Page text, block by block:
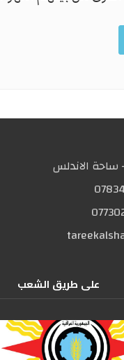
ساحة الاندلس
علی طریق الشعب